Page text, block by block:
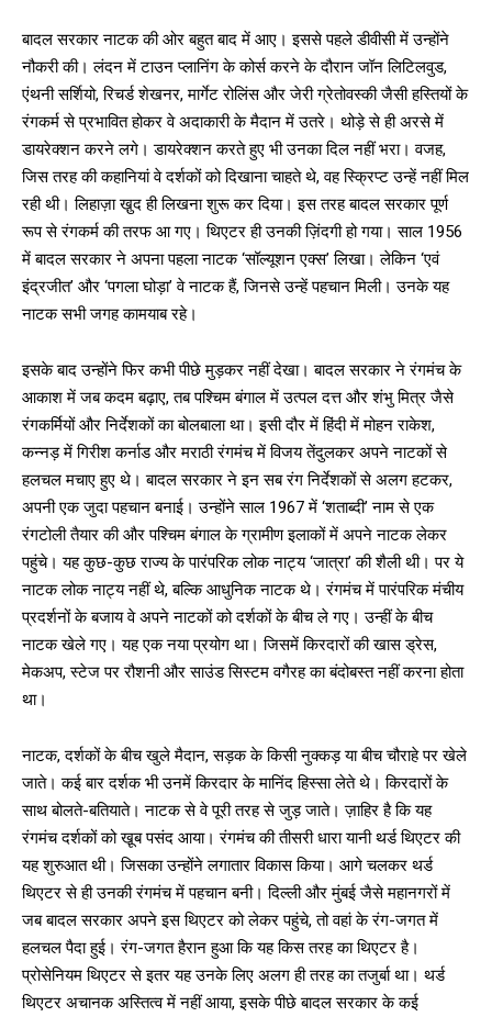
बादल सरकार नाटक की ओर बहुत बाद में आए। इससे पहले डीवीसी में उन्होंने
नौकरी की। लंदन में टाउन प्लानिंग के कोर्स करने के दौरान जॉन लिटिलवुड,
एंथनी सर्शियो, रिचर्ड शेखनर, मार्गेट रोलिंस और जेरी ग्रेतोवस्की जैसी हस्तियों के
रंगकर्म से प्रभावित होकर वे अदाकारी के मैदान में उतरे। थोड़े से ही अरसे में
डायरेक्शन करने लगे। डायरेक्शन करते हुए भी उनका दिल नहीं भरा। वजह,
जिस तरह की कहानियां वे दर्शकों को दिखाना चाहते थे, वह स्क्रिप्ट उन्हें नहीं मिल
रही थी। लिहाज़ा खु़द ही लिखना शुरू कर दिया। इस तरह बादल सरकार पूर्ण
रूप से रंगकर्म की तरफ आ गए। थिएटर ही उनकी ज़िंदगी हो गया। साल 1956
में बादल सरकार ने अपना पहला नाटक ‘सॉल्यूशन एक्स’ लिखा। लेकिन ‘एवं
इंद्रजीत’ और ‘पगला घोड़ा’ वे नाटक हैं, जिनसे उन्हें पहचान मिली। उनके यह
नाटक सभी जगह कामयाब रहे।
इसके बाद उन्होंने फिर कभी पीछे मुड़कर नहीं देखा। बादल सरकार ने रंगमंच के
आकाश में जब कदम बढ़ाए, तब पश्चिम बंगाल में उत्पल दत्त और शंभु मित्र जैसे
रंगकर्मियों और निर्देशकों का बोलबाला था। इसी दौर में हिंदी में मोहन राकेश,
कन्नड़ में गिरीश कर्नाड और मराठी रंगमंच में विजय तेंदुलकर अपने नाटकों से
हलचल मचाए हुए थे। बादल सरकार ने इन सब रंग निर्देशकों से अलग हटकर,
अपनी एक जुदा पहचान बनाई। उन्होंने साल 1967 में ‘शताब्दी’ नाम से एक
रंगटोली तैयार की और पश्चिम बंगाल के ग्रामीण इलाकों में अपने नाटक लेकर
पहुंचे। यह कुछ-कुछ राज्य के पारंपरिक लोक नाट्य ‘जात्रा’ की शैली थी। पर ये
नाटक लोक नाट्य नहीं थे, बल्कि आधुनिक नाटक थे। रंगमंच में पारंपरिक मंचीय
प्रदर्शनों के बजाय वे अपने नाटकों को दर्शकों के बीच ले गए। उन्हीं के बीच
नाटक खेले गए। यह एक नया प्रयोग था। जिसमें किरदारों की खास ड्रेस,
मेकअप, स्टेज पर रौशनी और साउंड सिस्टम वगैरह का बंदोबस्त नहीं करना होता
था।
नाटक, दर्शकों के बीच खुले मैदान, सड़क के किसी नुक्कड़ या बीच चौराहे पर खेले
जाते। कई बार दर्शक भी उनमें किरदार के मानिंद हिस्सा लेते थे। किरदारों के
साथ बोलते-बतियाते। नाटक से वे पूरी तरह से जुड़ जाते। ज़ाहिर है कि यह
रंगमंच दर्शकों को खू़ब पसंद आया। रंगमंच की तीसरी धारा यानी थर्ड थिएटर की
यह शुरुआत थी। जिसका उन्होंने लगातार विकास किया। आगे चलकर थर्ड
थिएटर से ही उनकी रंगमंच में पहचान बनी। दिल्ली और मुंबई जैसे महानगरों में
जब बादल सरकार अपने इस थिएटर को लेकर पहुंचे, तो वहां के रंग-जगत में
हलचल पैदा हुई। रंग-जगत हैरान हुआ कि यह किस तरह का थिएटर है।
प्रोसेनियम थिएटर से इतर यह उनके लिए अलग ही तरह का तजुर्बा था। थर्ड
थिएटर अचानक अस्तित्व में नहीं आया, इसके पीछे बादल सरकार के कई